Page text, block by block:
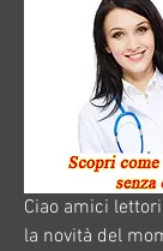
Ciao amici
la novità del